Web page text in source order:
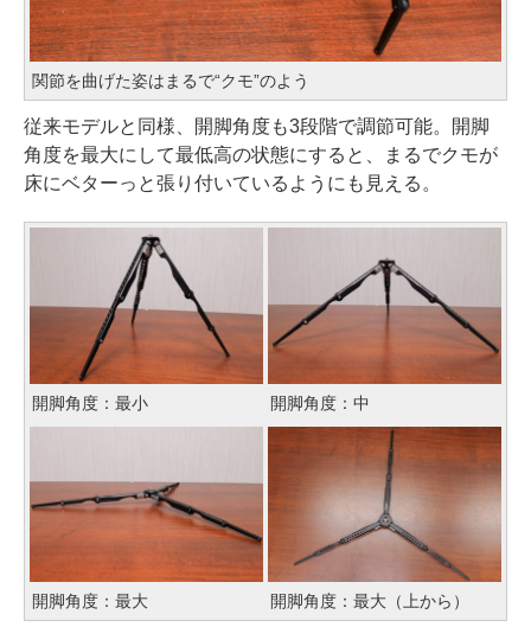
関節を曲げた姿はまるで“クモ”のよう
従来モデルと同様、開脚角度も3段階で調節可能。開脚
角度を最大にして最低高の状態にすると、まるでクモが
床にベターっと張り付いているようにも見える。
開脚角度：最小 開脚角度：中
開脚角度：最大 開脚角度：最大（上から）